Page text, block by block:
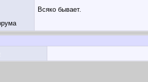
Всяко бывает.